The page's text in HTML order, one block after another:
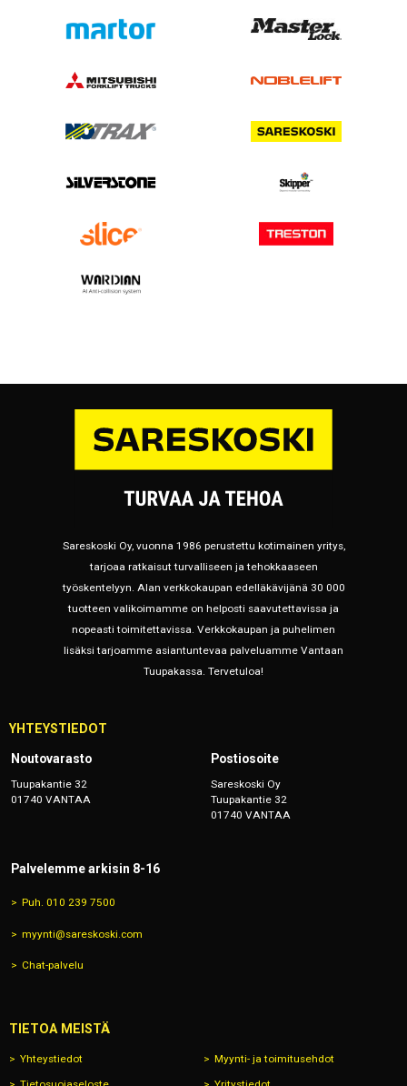
Sareskoski Oy, vuonna 1986 perustettu kotimainen yritys,
tarjoaa ratkaisut turvalliseen ja tehokkaaseen
työskentelyyn. Alan verkkokaupan edelläkävijänä 30 000
tuotteen valikoimamme on helposti saavutettavissa ja
nopeasti toimitettavissa. Verkkokaupan ja puhelimen
lisäksi tarjoamme asiantuntevaa palveluamme Vantaan
Tuupakassa. Tervetuloa!
YHTEYSTIEDOT
Noutovarasto
Tuupakantie 32
01740 VANTAA
Postiosoite
Sareskoski Oy
Tuupakantie 32
01740 VANTAA
Palvelemme arkisin 8-16
Puh. 010 239 7500
myynti@sareskoski.com
Chat-palvelu
TIETOA MEISTÄ
Yhteystiedot Myynti- ja toimitusehdot